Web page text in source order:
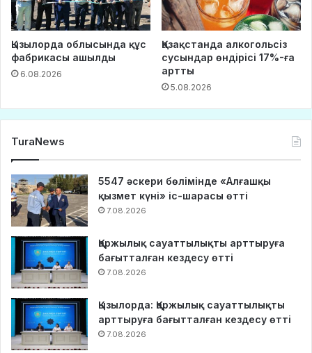
Қызылорда облысында құс
фабрикасы ашылды
6.08.2026
Қазақстанда алкогольсіз
сусындар өндірісі 17%-ға
артты
5.08.2026
TuraNews
5547 әскери бөлімінде «Алғашқы
қызмет күні» іс-шарасы өтті
7.08.2026
Қаржылық сауаттылықты арттыруға
бағытталған кездесу өтті
7.08.2026
Қызылорда: Қаржылық сауаттылықты
арттыруға бағытталған кездесу өтті
7.08.2026